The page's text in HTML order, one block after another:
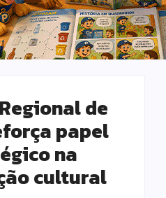
de
papel
na
cultural